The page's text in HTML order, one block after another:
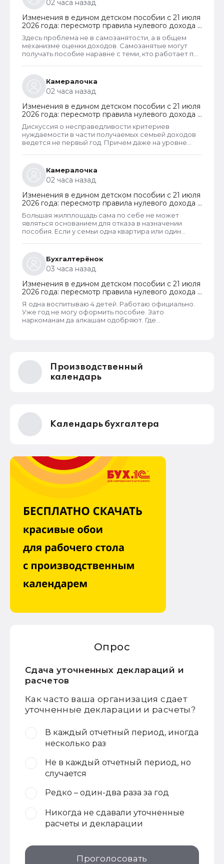
02 часа назад
Изменения в едином детском пособии с 21 июля
2026 года: пересмотр правила нулевого дохода и
новый порядок оформления пособий по месту
пребывания
Здесь проблема не в самозанятости, а в общем
механизме оценки доходов. Самозанятые могут
получать пособие наравне с теми, кто работает по
критерию нуждаемости. Согласно данному
критерию, их среднедушевой доход не должен
превышать прожиточный минимум на каждого
члена семьи. И если доход заявителя хотя бы на 1
рубль превысит установленный предел, то в
пособии отказывают, что конечно же
несправедливо.
Камералочка
02 часа назад
Изменения в едином детском пособии с 21 июля
2026 года: пересмотр правила нулевого дохода и
новый порядок оформления пособий по месту
пребывания
Дискуссия о несправедливости критериев
нуждаемости в части получаемых семьей доходов
ведется не первый год. Причем даже на уровне
пересмотреть. В начале года данные критерии
действительно пересмотрели. Но сделали это
только для многодетных семей. Теперь при
незначительном превышении доходов таких семей
показателей прожиточного минимума пособие они
все равно получают. Но других семей это не
коснулось.
Камералочка
02 часа назад
Изменения в едином детском пособии с 21 июля
2026 года: пересмотр правила нулевого дохода и
новый порядок оформления пособий по месту
пребывания
Большая жилплощадь сама по себе не может
являться основанием для отказа в назначении
пособия. Если у семьи одна квартира или один
площади жилья и количества квадратным метров
такой площади, приходящихся на каждого члена
семьи. В пособии отказывают только если в
собственности семьи находятся две и более
квартиры или жилых дома. Такая семья не может
считаться нуждающейся.
Бухгалтерёнок
03 часа назад
Изменения в едином детском пособии с 21 июля
2026 года: пересмотр правила нулевого дохода и
новый порядок оформления пособий по месту
пребывания
Я одна воспитываю 4 детей. Работаю официально.
Уже год не могу оформить пособие. Зато
наркоманам да алкашам одобряют. Где
Производственный
календарь
Календарь бухгалтера
Опрос
Сдача уточненных деклараций и
расчетов
Как часто ваша организация сдает
уточненные декларации и расчеты?
В каждый отчетный период, иногда
несколько раз
Не в каждый отчетный период, но
случается
Редко – один-два раза за год
Никогда не сдавали уточненные
расчеты и декларации
Проголосовать